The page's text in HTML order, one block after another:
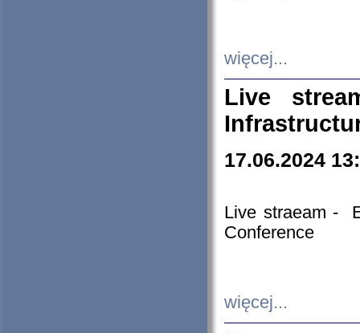
więcej...
Live
17.06.2024
Live straeam -
Conference
więcej...